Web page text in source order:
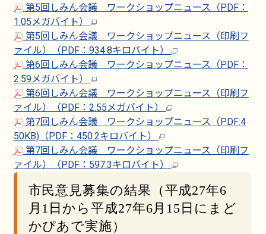
第5回しみん会議 ワークショップニュース（PDF：
1.05メガバイト）
第5回しみん会議 ワークショップニュース（印刷フ
ァイル）（PDF：934.8キロバイト）
第6回しみん会議 ワークショップニュース（PDF：
2.59メガバイト）
第6回しみん会議 ワークショップニュース（印刷フ
ァイル）（PDF：2.55メガバイト）
第7回しみん会議 ワークショップニュース（PDF:4
50KB)（PDF：450.2キロバイト）
第7回しみん会議 ワークショップニュース（印刷フ
ァイル）（PDF：597.3キロバイト）
市民意見募集の結果（平成27年6
月1日から平成27年6月15日にまど
かぴあで実施）